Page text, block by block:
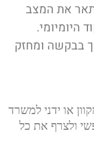
את המצב
היומיומי.
בבקשה ומחזק
או ידני למשרד
ולצרף את כל